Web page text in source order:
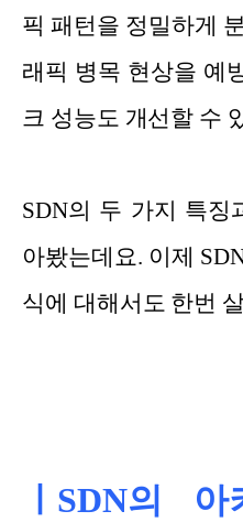
픽 패턴을 정밀하게
래픽 병목 현상을 예
크 성능도 개선할 수
SDN의 두 가지 특징
아봤는데요. 이제
식에 대해서도 한번
ㅣSDN의